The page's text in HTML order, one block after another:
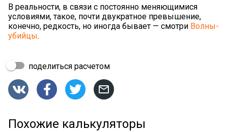
В реальности, в связи с постоянно меняющимися
условиями, такое, почти двукратное превышение,
конечно, редкость, но иногда бывает — смотри Волны-
убийцы.
поделиться расчетом
   
Похожие калькуляторы